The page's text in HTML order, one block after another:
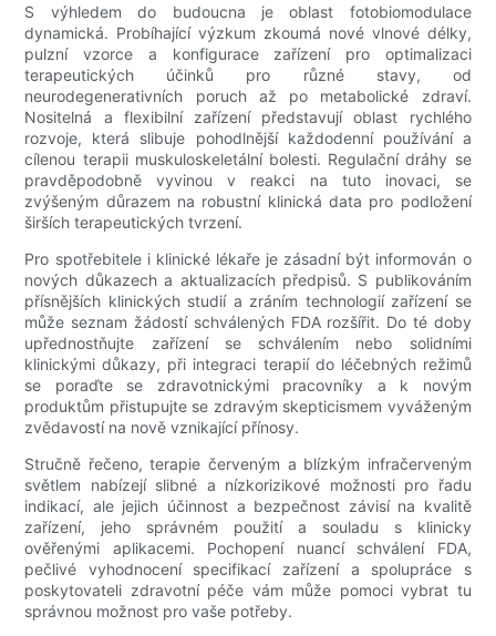
S výhledem do budoucna je oblast fotobiomodulace
dynamická. Probíhající výzkum zkoumá nové vlnové délky,
pulzní vzorce a konfigurace zařízení pro optimalizaci
terapeutických účinků pro různé stavy, od
neurodegenerativních poruch až po metabolické zdraví.
Nositelná a flexibilní zařízení představují oblast rychlého
rozvoje, která slibuje pohodlnější každodenní používání a
cílenou terapii muskuloskeletální bolesti. Regulační dráhy se
pravděpodobně vyvinou v reakci na tuto inovaci, se
zvýšeným důrazem na robustní klinická data pro podložení
širších terapeutických tvrzení.
Pro spotřebitele i klinické lékaře je zásadní být informován o
nových důkazech a aktualizacích předpisů. S publikováním
přísnějších klinických studií a zráním technologií zařízení se
může seznam žádostí schválených FDA rozšířit. Do té doby
upřednostňujte zařízení se schválením nebo solidními
klinickými důkazy, při integraci terapií do léčebných režimů
se poraďte se zdravotnickými pracovníky a k novým
produktům přistupujte se zdravým skepticismem vyváženým
zvědavostí na nově vznikající přínosy.
Stručně řečeno, terapie červeným a blízkým infračerveným
světlem nabízejí slibné a nízkorizikové možnosti pro řadu
indikací, ale jejich účinnost a bezpečnost závisí na kvalitě
zařízení, jeho správném použití a souladu s klinicky
ověřenými aplikacemi. Pochopení nuancí schválení FDA,
pečlivé vyhodnocení specifikací zařízení a spolupráce s
poskytovateli zdravotní péče vám může pomoci vybrat tu
správnou možnost pro vaše potřeby.